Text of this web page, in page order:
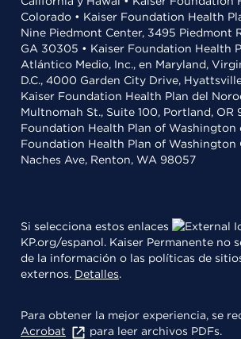
Colorado • Kaiser Foundation Health
Nine Piedmont Center, 3495 Piedmont
GA 30305 • Kaiser Foundation Health
Atlántico Medio, Inc., en Maryland,
D.C., 4000 Garden City Drive,
Kaiser Foundation Health Plan del
Multnomah St., Suite 100, Portland, OR
Foundation Health Plan of Washington
Foundation Health Plan of Washington
Naches Ave, Renton, WA 98057
Si selecciona estos enlaces
KP.org/espanol. Kaiser Permanente no
de la información o las políticas de
externos. Detalles.
Para obtener la mejor experiencia, se
Acrobat
para leer archivos PDFs.